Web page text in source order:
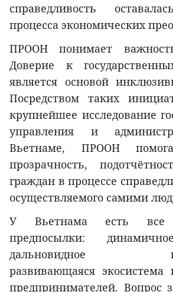
справедливость
процесса экономических
ПРООН понимает
Доверие к
является основой
Посредством таких
крупнейшее исследование
управления и
Вьетнаме, ПРООН
прозрачность,
граждан в процессе
осуществляемого самими
У Вьетнама есть все
предпосылки:
дальновидное
развивающаяся экосистема
предпринимателей. Вопрос